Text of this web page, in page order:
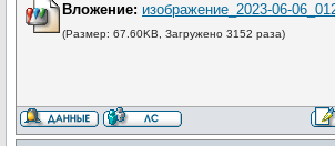
Вложение: изображение_2023-06-
(Размер: 67.60KB, Загружено 3152 раза)